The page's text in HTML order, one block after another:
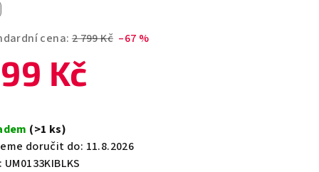
cena: 2 799 Kč –67 %
Kč
(>1 ks)
doručit do: 11.8.2026
UM0133KIBLKS